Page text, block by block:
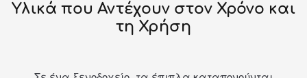
Υλικά που Αντέχουν στον Χρόνο και
τη Χρήση